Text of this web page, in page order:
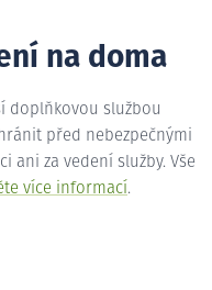
na doma
doplňkovou službou
před nebezpečnými
ani za vedení služby. Vše
více informací.